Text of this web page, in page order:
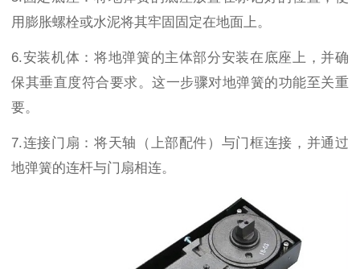
用膨胀螺栓或水泥将其牢固固定在地面上。
6.安装机体：将地弹簧的主体部分安装在底座上，并确
保其垂直度符合要求。这一步骤对地弹簧的功能至关重
要。
7.连接门扇：将天轴（上部配件）与门框连接，并通过
地弹簧的连杆与门扇相连。